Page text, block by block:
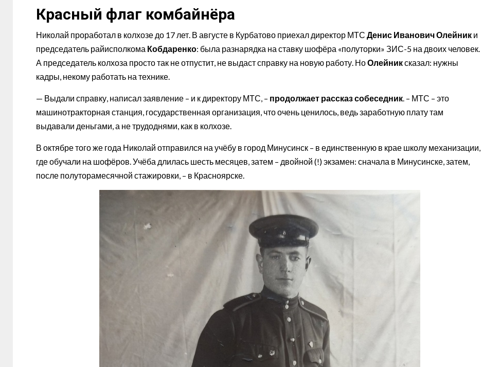
Красный флаг комбайнёра
Николай проработал в колхозе до 17 лет. В августе в Курбатово приехал директор МТС Денис Иванович Олейник и
председатель райисполкома Кобдаренко: была разнарядка на ставку шофёра «полуторки» ЗИС-5 на двоих человек.
А председатель колхоза просто так не отпустит, не выдаст справку на новую работу. НоОлейниксказал: нужны
кадры, некому работать на технике.
— Выдали справку, написал заявление – и к директору МТС, – продолжает рассказ собеседник. – МТС – это
машинотракторная станция, государственная организация, что очень ценилось, ведь заработную плату там
выдавали деньгами, а не трудоднями, как в колхозе.
В октябре того же года Николай отправился на учёбу в город Минусинск – в единственную в крае школу механизации,
где обучали на шофёров. Учёба длилась шесть месяцев, затем – двойной (!) экзамен: сначала в Минусинске, затем,
после полуторамесячной стажировки, – в Красноярске.